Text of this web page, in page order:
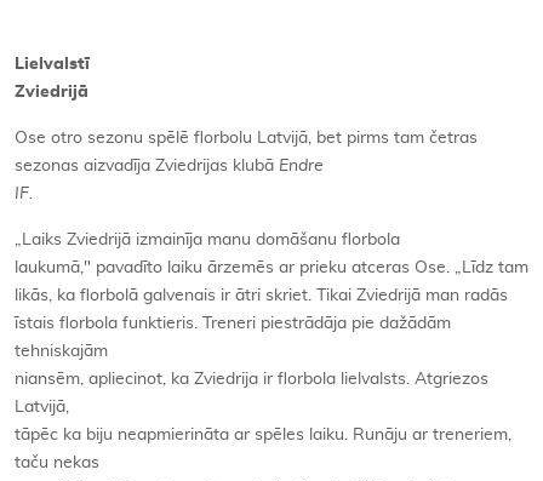
Lielvalstī
Zviedrijā
Ose otro sezonu spēlē florbolu Latvijā, bet pirms tam četras
sezonas aizvadīja Zviedrijas klubā Endre
IF.
„Laiks Zviedrijā izmainīja manu domāšanu florbola
laukumā," pavadīto laiku ārzemēs ar prieku atceras Ose. „Līdz tam
likās, ka florbolā galvenais ir ātri skriet. Tikai Zviedrijā man radās
īstais florbola funktieris. Treneri piestrādāja pie dažādām
tehniskajām
niansēm, apliecinot, ka Zviedrija ir florbola lielvalsts. Atgriezos
Latvijā,
tāpēc ka biju neapmierināta ar spēles laiku. Runāju ar treneriem,
taču nekas